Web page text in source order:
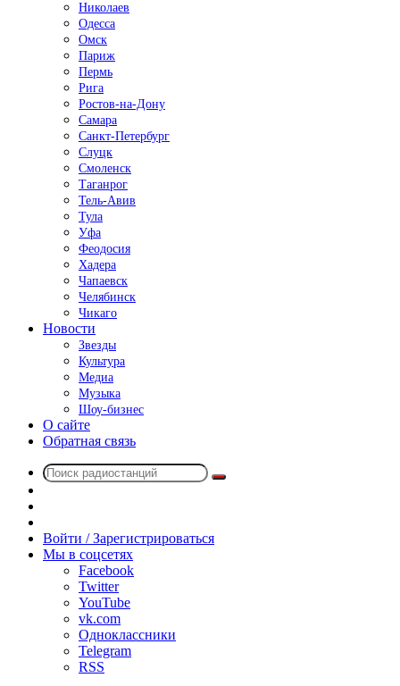
Николаев
Одесса
Омск
Париж
Пермь
Рига
Ростов-на-Дону
Самара
Санкт-Петербург
Слуцк
Смоленск
Таганрог
Тель-Авив
Тула
Уфа
Феодосия
Хадера
Чапаевск
Челябинск
Чикаго
Новости
Звезды
Культура
Медиа
Музыка
Шоу-бизнес
О сайте
Обратная связь
Поиск
радио
Войти / Зарегистрироваться
Мы в соцсетях
Facebook
Twitter
YouTube
vk.com
Одноклассники
Telegram
RSS